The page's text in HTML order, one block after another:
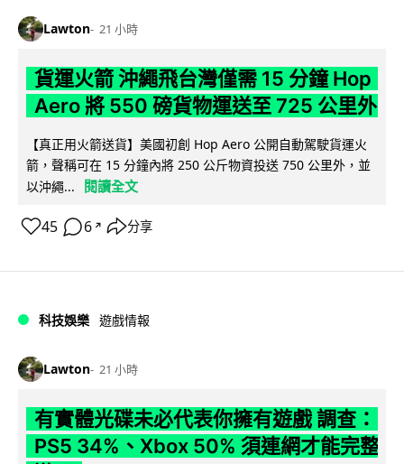
Lawton 21 小時
貨運火箭 沖繩飛台灣僅需 15 分鐘 Hop
Aero 將 550 磅貨物運送至 725 公里外
【真正用火箭送貨】美國初創 Hop Aero 公開自動駕駛貨運火
箭，聲稱可在 15 分鐘內將 250 公斤物資投送 750 公里外，並
以沖繩...
閱讀全文
45 6 ↗ 分享
科技娛樂 遊戲情報
Lawton 21 小時
有實體光碟未必代表你擁有遊戲 調查：
PS5 34%、Xbox 50% 須連網才能完整